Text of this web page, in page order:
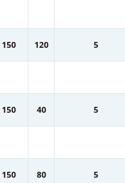
150 120 5
150 40 5
150 80 5